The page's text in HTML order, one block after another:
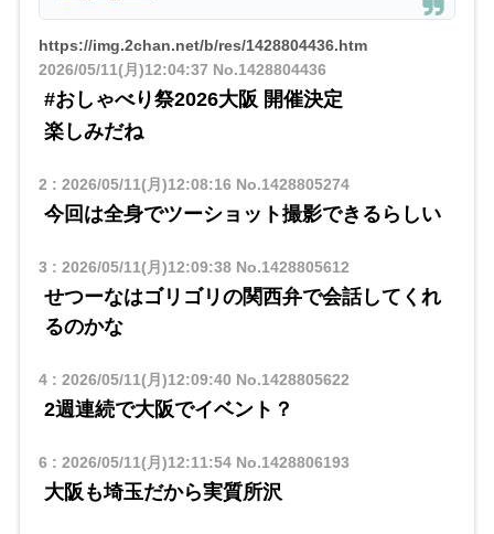
https://img.2chan.net/b/res/1428804436.htm
2026/05/11(月)12:04:37 No.1428804436
#おしゃべり祭2026大阪 開催決定
楽しみだね
2 : 2026/05/11(月)12:08:16 No.1428805274
今回は全身でツーショット撮影できるらしい
3 : 2026/05/11(月)12:09:38No.1428805612
せつーなはゴリゴリの関西弁で会話してくれ
るのかな
4: 2026/05/11(月)12:09:40 No.1428805622
2週連続で大阪でイベント？
6 : 2026/05/11(月)12:11:54No.1428806193
大阪も埼玉だから実質所沢